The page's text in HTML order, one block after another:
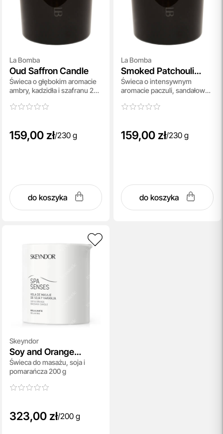
La Bomba
Oud Saffron Candle
Świeca o głębokim aromacie
ambry, kadzidła i szafranu 230
159,00 zł/230 g
do koszyka
La Bomba
Smoked Patchouli
Candle
Świeca o intensywnym
aromacie paczuli, sandałowca
159,00 zł/230 g
do koszyka
Skeyndor
Soy and Orange
Massage Candle
Świeca do masażu, soja i
pomarańcza 200 g
323,00 zł/200 g